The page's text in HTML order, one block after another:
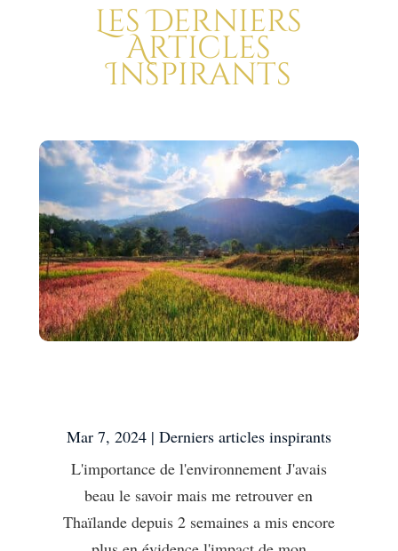
Les Derniers
Articles
Inspirants
Mar 7, 2024| Derniers articles inspirants
L'importance de l'environnement J'avais
beau le savoir mais me retrouver en
Thaïlande depuis 2 semaines a mis encore